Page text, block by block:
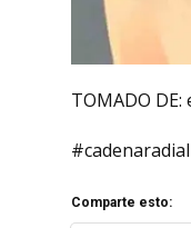
TOMADO DE:
Comparte esto: